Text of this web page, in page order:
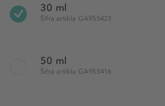
30 ml
Šifra artikla GA955423
50 ml
Šifra artikla GA955416